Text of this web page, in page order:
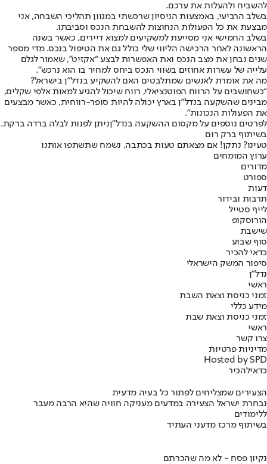
להשביח ולהעלות את ערכם.
בשלב הרביעי, באמצעות הניסיון שרכשתי במגוון תהליכי השבחה, אני
מבצעת את כל הפעולות הנחוצות להשבחת הנכס וסביבתו.
בשלב החמישי אני מסייעת למשקיעים למצוא דיירים, כאשר בשנה
הראשונה לאחר הרכישה הליווי שלי כולל גם את הטיפול בנכס. מדי מספר
שנים נבחן את מצב הנכס ואת האפשרות לבצע “אקזיט”, שאמור לגלם
עלייה של עשרות אחוזים בשווי הנכס ביחס למחיר בו הוא נרכש”.
מה את אומרת לאנשים שמתלבטים האם להשקיע בנדל”ן בישראל?
“כשחושבים על הרווח הפוטנציאלי, רווח שיכול להגיע למאות אלפי שקלים,
מבינים שהשקעה בנדל”ן בארץ יכולה להיות סופר-רווחית, כאשר מבצעים
את הפעולות הנכונות”.
לפרטים נוספים על מקסום ההשקעה בנדל"ןניתן לפנות לבלה ברדה ברקת.
בשיתוף ברק רום
טעינו? נתקן! אם מצאתם טעות בכתבה, נשמח שתשתפו אותנו
ערוץ המומחים
מדורים
ספורט
דעות
תרבות ובידור
לייף סטייל
הורוסקופ
שישבת
סוף שבוע
כדאי להכיר
סיפור המשק הישראלי
נדל"ן
ראשי
זמני כניסת וצאת השבת
מידע כללי
זמני כניסת וצאת שבת
ראשי
צרו קשר
מדיניות פרטיות
Hosted by SPD
כדאילהכיר
הצעירים שמצליחים לפתור כל בעיה מדעית
נבחרת ישראל הצעירה במדעים מעניקה חוויה שהיא הרבה מעבר
ללימודים
בשיתוף מרכז מדעני העתיד
נקיון פסח - לא מה שהכרתם